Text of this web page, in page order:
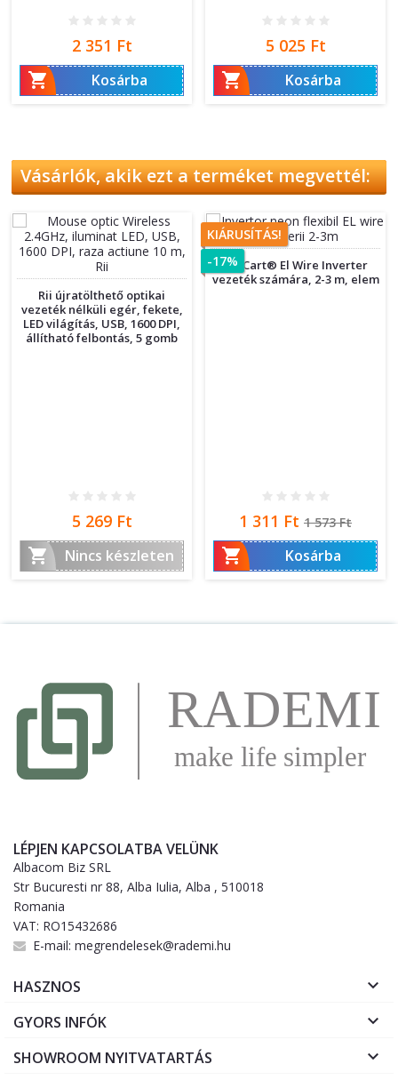
Ár
2 351 Ft

Kosárba
Ár
5 025 Ft

Kosárba
Vásárlók, akik ezt a terméket megvettél:
Rii újratölthető optikai
vezeték nélküli egér, fekete,
LED világítás, USB, 1600 DPI,
állítható felbontás, 5 gomb
Ár
5 269 Ft

Nincs készleten
ProCart® El Wire Inverter
vezeték számára, 2-3 m, elem
Ár
1 311 Ft Normál
ár
1 573 Ft
 Kosárba
KIÁRUSÍTÁS!
-17%
LÉPJEN KAPCSOLATBA VELÜNK
Albacom Biz SRL
Str Bucuresti nr 88, Alba Iulia, Alba , 510018
Romania
VAT: RO15432686
E-mail: megrendelesek@rademi.hu
HASZNOS 
GYORS INFÓK 
SHOWROOM NYITVATARTÁS 